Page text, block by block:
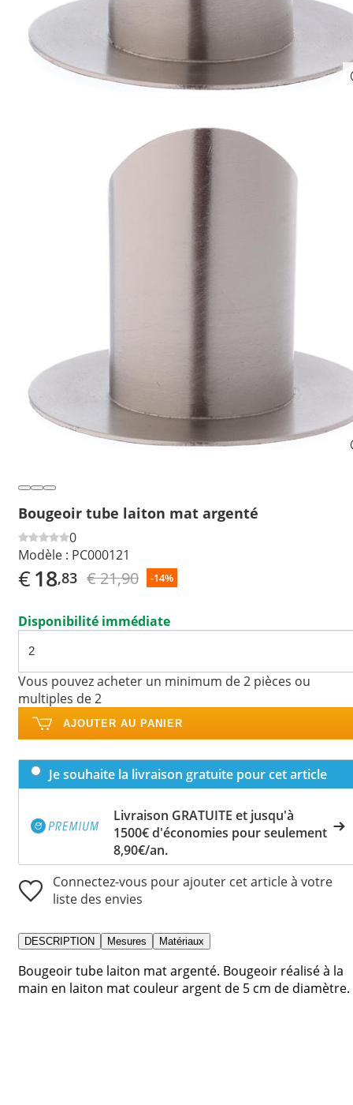
Bougeoir tube laiton mat argenté
0
Modèle : PC000121
€18,83 € 21,90 -14%
Disponibilité immédiate
Vous pouvez acheter un minimum de 2 pièces ou
multiples de 2
AJOUTER AU PANIER
Je souhaite la livraison gratuite pour cet article
Livraison GRATUITE et jusqu'à
1500€ d'économies pour seulement
8,90€/an.
Connectez-vous pour ajouter cet article à votre
liste des envies
DESCRIPTION Mesures Matériaux
Bougeoir tube laiton mat argenté. Bougeoir réalisé à la
main en laiton mat couleur argent de 5 cm de diamètre.